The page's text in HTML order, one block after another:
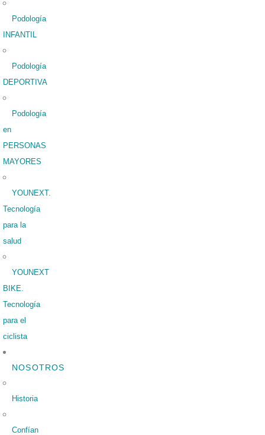
Podología
INFANTIL
Podología
DEPORTIVA
Podología
en
PERSONAS
MAYORES
YOUNEXT.
Tecnología
para la
salud
YOUNEXT
BIKE.
Tecnología
para el
ciclista
NOSOTROS
Historia
Confían